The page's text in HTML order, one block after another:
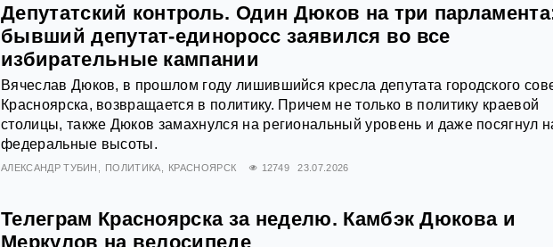
Депутатский контроль. Один Дюков на три
бывший депутат-единоросс заявился во все
избирательные кампании
Вячеслав Дюков, в прошлом году лишившийся кресла депутата городского
Красноярска, возвращается в политику. Причем не только в политику краевой
столицы, также Дюков замахнулся на региональный уровень и даже посягнул
федеральные высоты.
АЛЕКСАНДР ТУБИН ПОЛИТИКА КРАСНОЯРСК 12749 23.07.2026
Телеграм Красноярска за неделю. Камбэк Дюкова и
Меркулов на велосипеде